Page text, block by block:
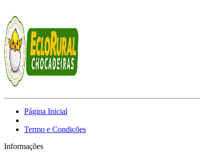
Página Inicial
Termo e Condições
Informações